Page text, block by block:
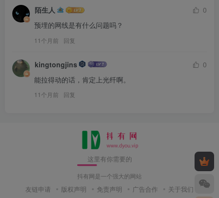
陌生人
0
预埋的网线是有什么问题吗？
11个月前 回复
kingtongjins
0
能拉得动的话，肯定上光纤啊。
11个月前 回复
这里有你需要的
抖有网是一个强大的网站
友链申请 版权声明 免责声明 广告合作 关于我们